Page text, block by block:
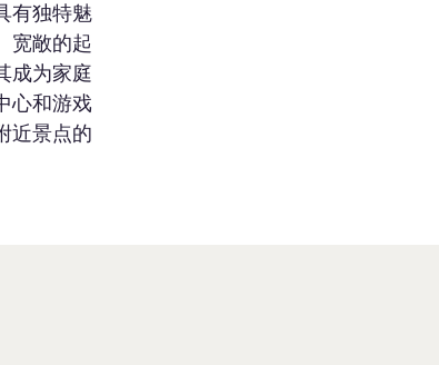
有独特魅
宽敞的起
成为家庭
心和游戏
近景点的